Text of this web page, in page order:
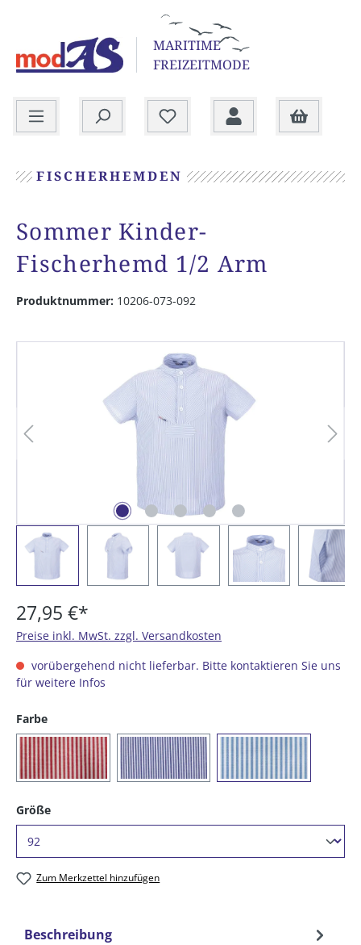
MARITIME
FREIZEITMODE
FISCHERHEMDEN
Sommer Kinder-
Fischerhemd 1/2 Arm
Produktnummer: 10206-073-092
27,95 €*
Preise inkl. MwSt. zzgl. Versandkosten
vorübergehend nicht lieferbar. Bitte kontaktieren Sie uns
für weitere Infos
Farbeauswählen
(023) rot/weiß gestreift(054) marine / weiß gestreift
Größeauswählen
Zum Merkzettel hinzufügen
Beschreibung